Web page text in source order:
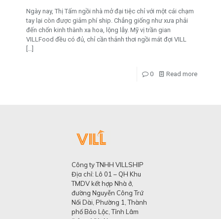
Ngày nay, Thị Tấm ngồi nhà mở đại tiệc chỉ với một cái chạm
tay lại còn được giảm phí ship. Chẳng giống như xưa phải
đến chốn kinh thành xa hoa, lộng lẫy. Mỹ vị trần gian
VILLFood đều có đủ, chỉ cần thảnh thơi ngồi mát đợi VILL
0 Read more
Công ty TNHH VILLSHIP
Địa chỉ: Lô 01 – QH Khu
TMDV kết hợp Nhà ở,
đường Nguyễn Công Trứ
Nối Dài, Phường 1, Thành
phố Bảo Lộc, Tỉnh Lâm